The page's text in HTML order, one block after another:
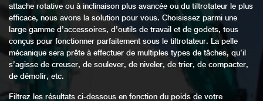
attache rotative ou à inclinaison plus avancée ou du tiltrotateur le plus
efficace, nous avons la solution pour vous. Choisissez parmi une
large gamme d’accessoires, d’outils de travail et de godets, tous
conçus pour fonctionner parfaitement sous le tiltrotateur. La pelle
mécanique sera prête à effectuer de multiples types de tâches, qu’il
s’agisse de creuser, de soulever, de niveler, de trier, de compacter,
de démolir, etc.
Filtrez les résultats ci-dessous en fonction du poids de votre